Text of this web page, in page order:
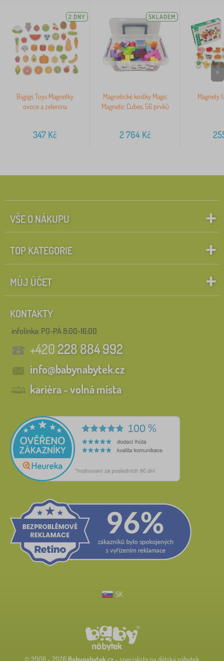
2 DNY
Bigjigs Toys Magnetky
ovoce a zelenina
347 Kč
SKLADEM
Magnetické kostky Magic
Magnetic Cubes, 56 prvků
2 764Kč
Magnety
>
VŠE O NÁKUPU
TOP KATEGORIE
MŮJ ÚČET
KONTAKTY
infolinka: PO-PÁ 8:00-16:00
+420228 884 992
info@babynabytek.cz
kariéra - volná místa
SK